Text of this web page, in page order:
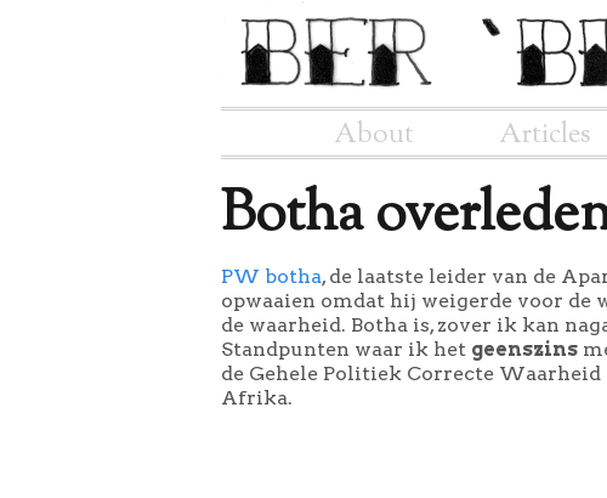
About Articles
Botha
PW botha, de laatste leider van de
opwaaien omdat hij weigerde voor de
de waarheid. Botha is, zover ik kan
Standpunten waar ik het geenszins
de Gehele Politiek Correcte
Afrika.